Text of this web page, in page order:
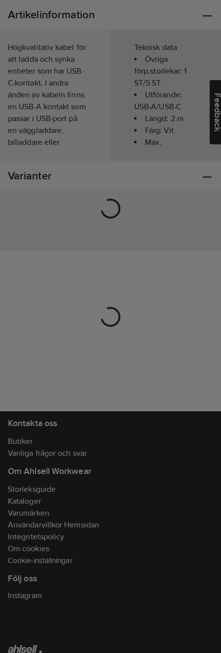
Artikelinformation
Högkvalitativ kabel för
att ladda och synka
enheter som har USB-
C-kontakt. I andra
änden av kabeln finns
en USB-A kontakt som
passar i USB-port på
en väggladdare,
billaddare eller
kabel garanterar lång
Teknisk data
Övriga
förp.storlekar:1
ST/5 ST
Utförande:
USB-A/USB-C
Längd: 2m
Färg:Vit
Max.
Varianter
Kontakta oss
Butiker
Vanliga frågor och svar
Om Ahlsell Workwear
Storleksguide
Kataloger
Varumärken
Användarvillkor Hemsidan
Integritetspolicy
Om cookies
Cookie-inställningar
Följ oss
Instagram